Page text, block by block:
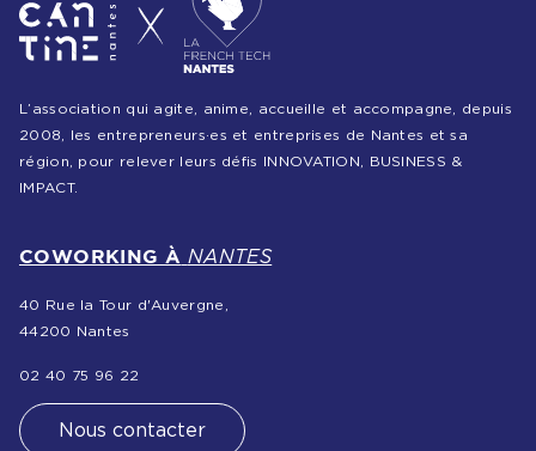
L’association qui agite, anime, accueille et accompagne, depuis
2008, les entrepreneurs·es et entreprises de Nantes et sa
région, pour relever leurs défis INNOVATION, BUSINESS &
IMPACT.
COWORKING À NANTES
40 Rue la Tour d'Auvergne,
44200 Nantes
02 40 75 96 22
Nous contacter